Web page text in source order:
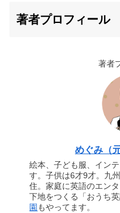
著者プロフィール
著者
めぐみ（
絵本、子ども服、イン
す。子供は6才9才。九
住。家庭に英語のエン
下地をつくる「おうち
園 もやってます。